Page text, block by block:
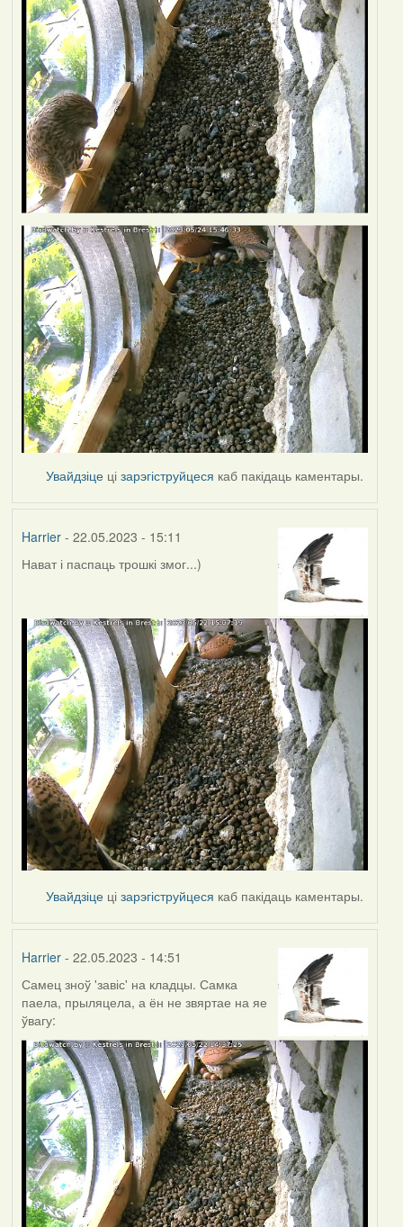
Увайдзіце цізарэгіструйцеся каб пакідаць каментары.
Harrier- 22.05.2023 - 15:11
Нават і паспаць трошкі змог...)
Увайдзіце цізарэгіструйцеся каб пакідаць каментары.
Harrier- 22.05.2023 - 14:51
Самец зноў 'завіс' на кладцы. Самка
паела, прыляцела, а ён не звяртае на яе
ўвагу: